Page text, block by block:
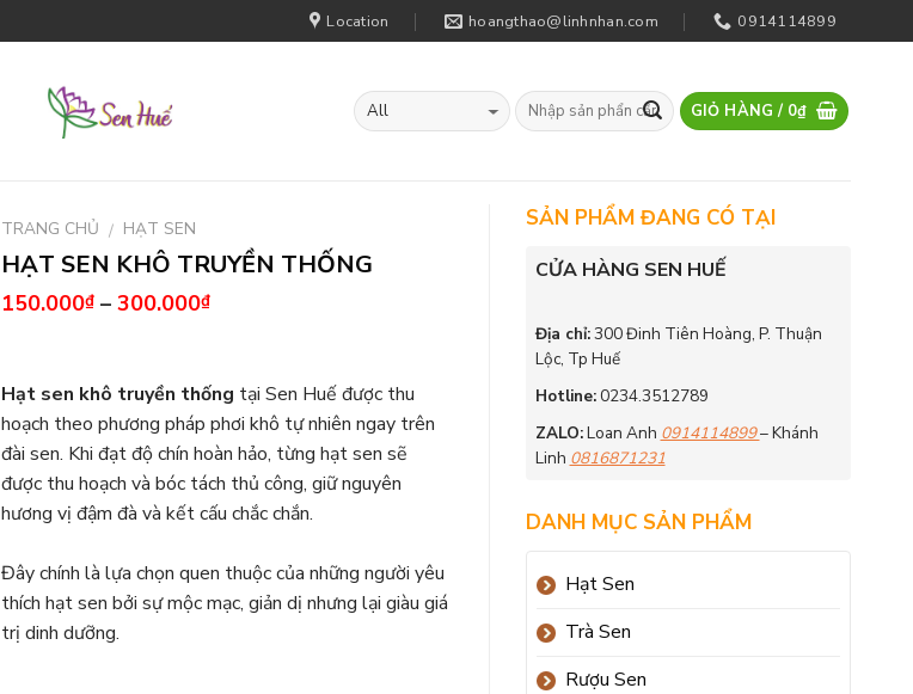
Location hoangthao@linhnhan.com 0914114899
GIỎ HÀNG / 0₫
TRANG CHỦ / HẠT SEN
HẠT SEN KHÔ TRUYỀN THỐNG
150.000₫ –300.000₫
Hạt sen khô truyền thống tại Sen Huế được thu
hoạch theo phương pháp phơi khô tự nhiên ngay trên
đài sen. Khi đạt độ chín hoàn hảo, từng hạt sen sẽ
được thu hoạch và bóc tách thủ công, giữ nguyên
hương vị đậm đà và kết cấu chắc chắn.
Đây chính là lựa chọn quen thuộc của những người yêu
thích hạt sen bởi sự mộc mạc, giản dị nhưng lại giàu giá
trị dinh dưỡng.
SẢN PHẨM ĐANG CÓ TẠI
CỬA HÀNG SEN HUẾ
Địa chỉ:300 Đinh Tiên Hoàng, P. Thuận
Lộc, Tp Huế
Hotline:0234.3512789
ZALO:Loan Anh 0914114899– Khánh
Linh 0816871231
DANH MỤC SẢN PHẨM
Hạt Sen
Trà Sen
Rượu Sen